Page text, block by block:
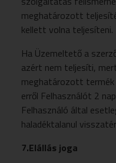
meghatározott
kellett volna teljesíteni.
Ha Üzemeltető a
azért nem teljesíti,
meghatározott termék
erről Felhasználót 2
Felhasználó által
haladéktalanul
7.Elállás joga